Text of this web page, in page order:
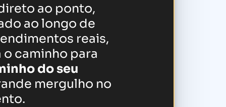
ao ponto,
ao longo de
reais,
caminho para
do seu
mergulho no